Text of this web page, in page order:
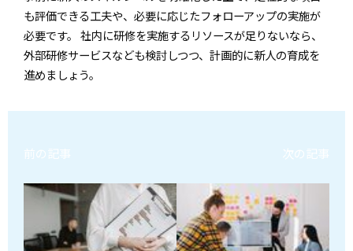
も評価できる工夫や、必要に応じたフォローアップの実施が
必要です。 社内に研修を実施するリソースが足りないなら、
外部研修サービスなども検討しつつ、計画的に新人の育成を
進めましょう。
前の記事 次の記事